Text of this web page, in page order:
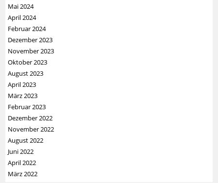
Mai 2024
April 2024
Februar 2024
Dezember 2023
November 2023
Oktober 2023
August 2023
April 2023
März 2023
Februar 2023
Dezember 2022
November 2022
August 2022
Juni 2022
April 2022
März 2022